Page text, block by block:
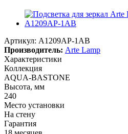
Артикул: A1209AP-1AB
Производитель: Arte Lamp
Характеристики
Коллекция
AQUA-BASTONE
Высота, мм
240
Место установки
На стену
Гарантия